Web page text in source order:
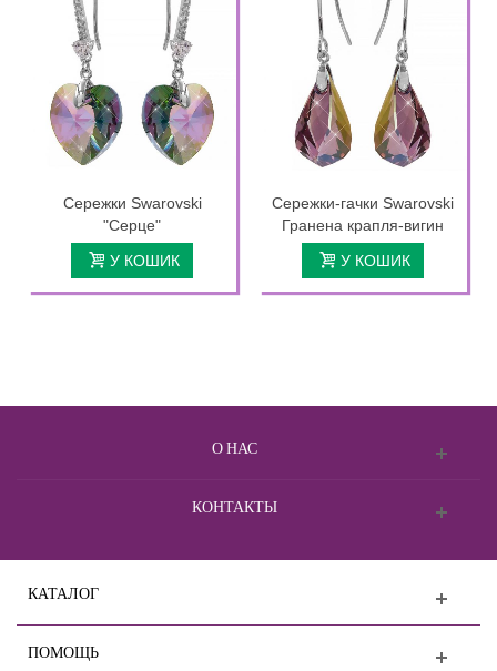
Сережки Swarovski
"Серце"
У КОШИК
Сережки-гачки Swarovski
Гранена крапля-вигин
У КОШИК
О НАС
КОНТАКТЫ
КАТАЛОГ
ПОМОЩЬ